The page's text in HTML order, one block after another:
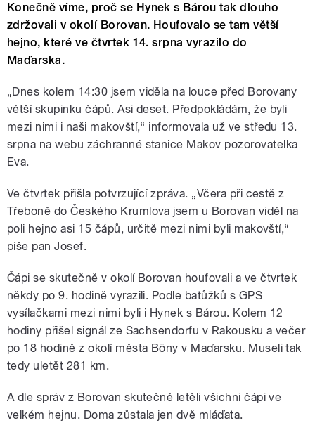
Konečně víme, proč se Hynek s Bárou tak dlouho
zdržovali v okolí Borovan. Houfovalo se tam větší
hejno, které ve čtvrtek 14. srpna vyrazilo do
Maďarska.
„Dnes kolem 14:30 jsem viděla na louce před Borovany
větší skupinku čápů. Asi deset. Předpokládám, že byli
mezi nimi i naši makovští,“ informovala už ve středu 13.
srpna na webu záchranné stanice Makov pozorovatelka
Eva.
Ve čtvrtek přišla potvrzující zpráva. „Včera při cestě z
Třeboně do Českého Krumlova jsem u Borovan viděl na
poli hejno asi 15 čápů, určitě mezi nimi byli makovští,“
píše pan Josef.
Čápi se skutečně v okolí Borovan houfovali a ve čtvrtek
někdy po 9. hodině vyrazili. Podle batůžků s GPS
vysílačkami mezi nimi byli i Hynek s Bárou. Kolem 12
hodiny přišel signál ze Sachsendorfu v Rakousku a večer
po 18 hodině z okolí města Böny v Maďarsku. Museli tak
tedy uletět 281 km.
A dle správ z Borovan skutečně letěli všichni čápi ve
velkém hejnu. Doma zůstala jen dvě mláďata.